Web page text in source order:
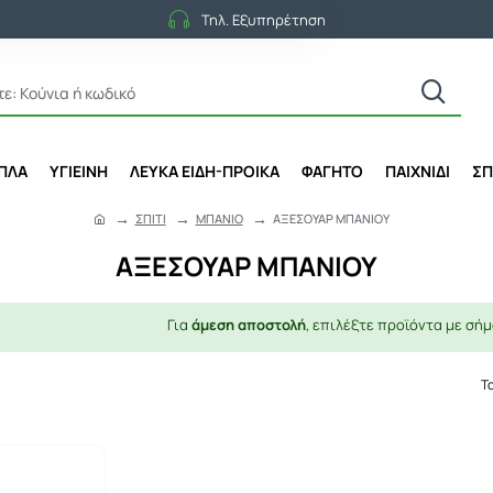
Τηλ. Εξυπηρέτηση
ΥΓΙΕΙΝΗ ΛΕΥΚΑ ΕΙΔΗ-ΠΡΟΙΚΑ ΦΑΓΗΤΟ ΠΑΙΧΝΙΔΙ
ΑΞΕΣΟΥΑΡ ΜΠΑΝΙΟΥ
ΣΠΙΤΙ ΜΠΑΝΙΟ ΑΞΕΣΟΥΑΡ ΜΠΑΝΙΟΥ
Για άμεση αποστολή, επιλέξτε προϊόντα με